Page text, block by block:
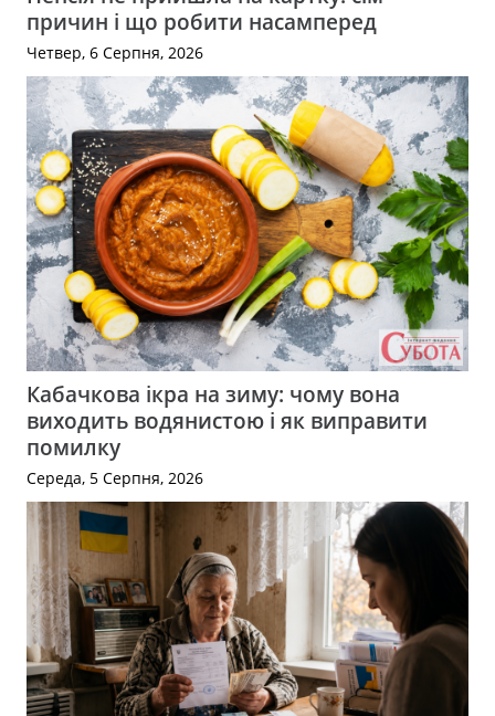
причин і що робити насамперед
Четвер, 6 Серпня, 2026
Кабачкова ікра на зиму: чому вона
виходить водянистою і як виправити
помилку
Середа, 5 Серпня, 2026